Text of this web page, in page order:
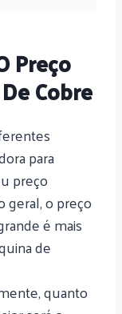
Preço
Cobre
para
preço
o preço
é mais
de
quanto